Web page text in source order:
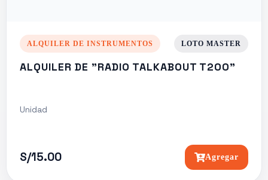
ALQUILER DE INSTRUMENTOS LOTO MASTER
ALQUILER DE "RADIO TALKABOUT T200"
Unidad
S/15.00 Agregar